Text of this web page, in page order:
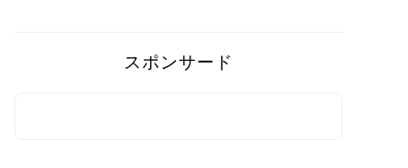
スポンサード